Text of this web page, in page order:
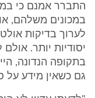
התברר אמנם כי
במכונים משלהם,
לערוך בדיקות
יסודיות יותר.
בתקופה הנדונה,
גם כשאין מידע על